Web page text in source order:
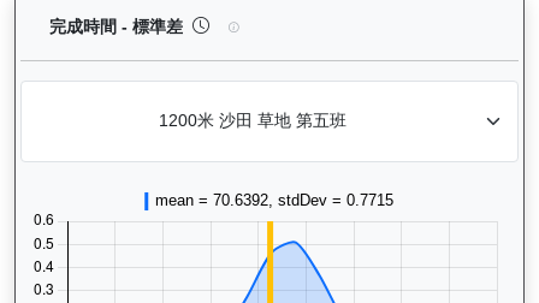
完成時間 - 標準差 快樂奇兵（H297）— 完成時間標準差